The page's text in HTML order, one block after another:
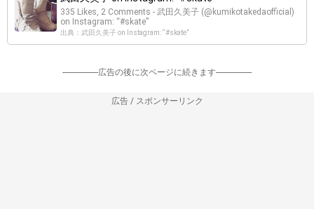
335 Likes, 2 Comments - 武田久美子 (@kumikotakedaofficial)
on Instagram: “#skate”
出典：武田久美子 on Instagram: “#skate”
-----------------広告の後に次ページに続きます-----------------
広告 / スポンサーリンク